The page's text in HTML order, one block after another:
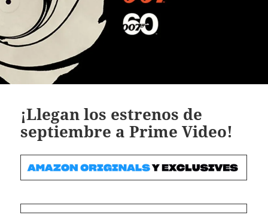
¡Llegan los estrenos de
septiembre a Prime Video!